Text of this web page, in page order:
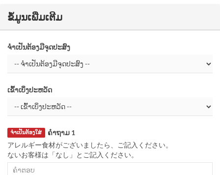
ຂໍ້ມູນເພີ່ມເຕີມ
ຈຳເປັນຕ້ອງມີຈຸດປະສົງ
ເຂົ້າເບິ່ງປະຫວັດ
ຄຳຖາມ 1
ຈຳເປັນຕ້ອງໃສ່
アレルギー食材がございましたら、ご記入ください。
ないお客様は「なし」とご記入ください。